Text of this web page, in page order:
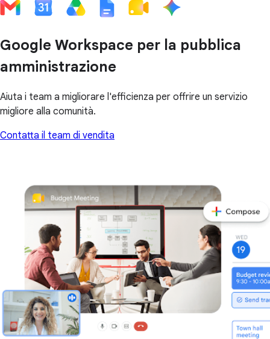
Google Workspace per la pubblica
amministrazione
Aiuta i team a migliorare l'efficienza per offrire un servizio
migliore alla comunità.
Contatta il team di vendita